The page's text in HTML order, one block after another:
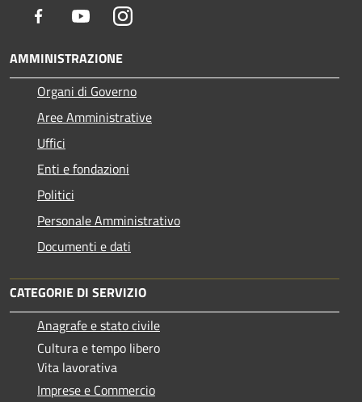
Facebook YoutubeInstagram
AMMINISTRAZIONE
Organi di Governo
Aree Amministrative
Uffici
Enti e fondazioni
Politici
Personale Amministrativo
Documenti e dati
CATEGORIE DI SERVIZIO
Anagrafe e stato civile
Cultura e tempo libero
Vita lavorativa
Imprese e Commercio